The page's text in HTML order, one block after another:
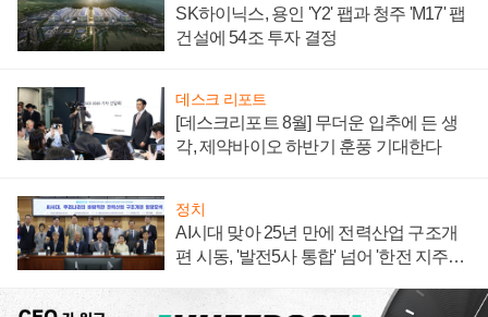
SK하이닉스, 용인 'Y2' 팹과 청주 'M17' 팹
건설에 54조 투자 결정
데스크 리포트
[데스크리포트 8월] 무더운 입추에 든 생
각, 제약바이오 하반기 훈풍 기대한다
정치
AI시대 맞아 25년 만에 전력산업 구조개
편 시동, '발전5사 통합' 넘어 '한전 지주사'